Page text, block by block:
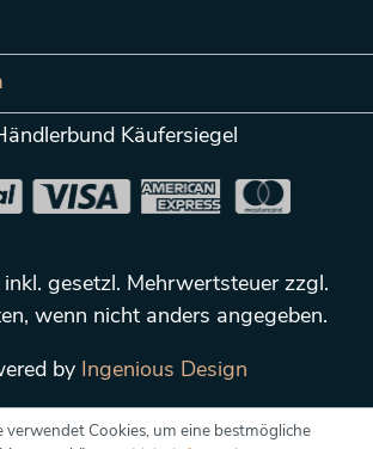
gesetzl. Mehrwertsteuer zzgl.
, wenn nicht anders angegeben.
by Ingenious Design
verwendet Cookies, um eine bestmögliche